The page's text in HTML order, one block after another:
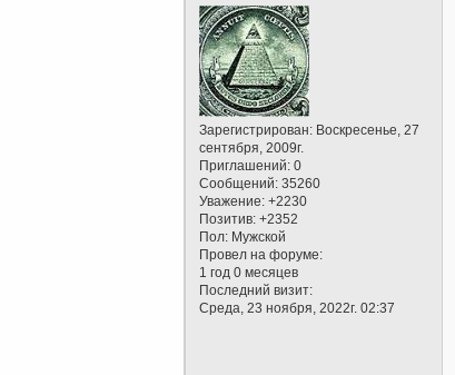
Зарегистрирован: Воскресенье, 27
сентября, 2009г.
Приглашений: 0
Сообщений: 35260
Уважение: +2230
Позитив: +2352
Пол: Мужской
Провел на форуме:
1 год 0 месяцев
Последний визит:
Среда, 23 ноября, 2022г. 02:37